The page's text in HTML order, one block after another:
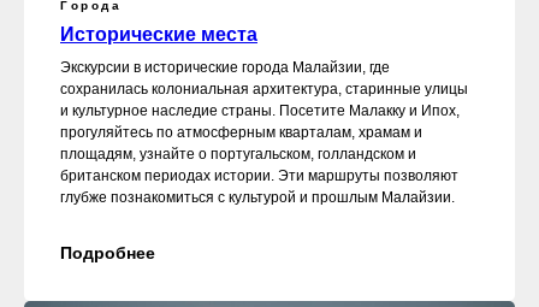
Города
Исторические места
Экскурсии в исторические города Малайзии, где
сохранилась колониальная архитектура, старинные улицы
и культурное наследие страны. Посетите Малакку и Ипох,
прогуляйтесь по атмосферным кварталам, храмам и
площадям, узнайте о португальском, голландском и
британском периодах истории. Эти маршруты позволяют
глубже познакомиться с культурой и прошлым Малайзии.
Подробнее